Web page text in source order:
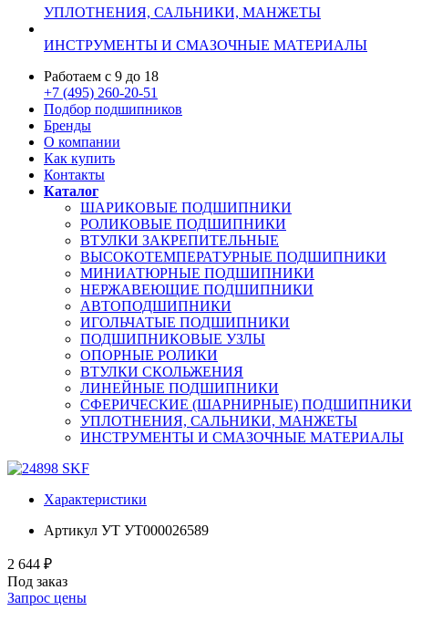
УПЛОТНЕНИЯ, САЛЬНИКИ, МАНЖЕТЫ
ИНСТРУМЕНТЫ И СМАЗОЧНЫЕ МАТЕРИАЛЫ
Работаем с 9 до 18
+7 (495) 260-20-51
Подбор подшипников
Бренды
О компании
Как купить
Контакты
Каталог
ШАРИКОВЫЕ ПОДШИПНИКИ
РОЛИКОВЫЕ ПОДШИПНИКИ
ВТУЛКИ ЗАКРЕПИТЕЛЬНЫЕ
ВЫСОКОТЕМПЕРАТУРНЫЕ ПОДШИПНИКИ
МИНИАТЮРНЫЕ ПОДШИПНИКИ
НЕРЖАВЕЮЩИЕ ПОДШИПНИКИ
АВТОПОДШИПНИКИ
ИГОЛЬЧАТЫЕ ПОДШИПНИКИ
ПОДШИПНИКОВЫЕ УЗЛЫ
ОПОРНЫЕ РОЛИКИ
ВТУЛКИ СКОЛЬЖЕНИЯ
ЛИНЕЙНЫЕ ПОДШИПНИКИ
СФЕРИЧЕСКИЕ (ШАРНИРНЫЕ) ПОДШИПНИКИ
УПЛОТНЕНИЯ, САЛЬНИКИ, МАНЖЕТЫ
ИНСТРУМЕНТЫ И СМАЗОЧНЫЕ МАТЕРИАЛЫ
Характеристики
Артикул УТ УТ000026589
2 644 ₽
Под заказ
Запрос цены